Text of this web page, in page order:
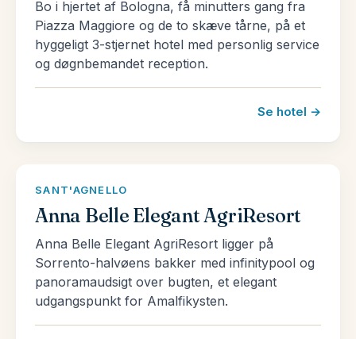
Som en hyldest til sit folks kærlighed til mode, er
Italiens skitse heldigvis formet som en støvle.
Landet er langt og elegant – c’e bella – og er
Vesuv, Etna og Stromboli, simrer i syd.
højlandet til lavlandet. Vintrene er længe om at
forlade de italienske alper, hvor der falder sne så
tidligt som midt i september. I de nordlige regioner
kan man opleve kølige vintre og hede somre,
Bo i hjertet af Bologna, få minutters gang fra
Piazza Maggiore og de to skæve tårne, på et
hyggeligt 3-stjernet hotel med personlig service
og døgnbemandet reception.
Se hotel →
SANT'AGNELLO
Anna Belle Elegant AgriResort
Anna Belle Elegant AgriResort ligger på
Sorrento-halvøens bakker med infinitypool og
panoramaudsigt over bugten, et elegant
udgangspunkt for Amalfikysten.